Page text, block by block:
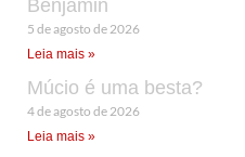
Benjamin
5 de agosto de 2026
Leia mais »
Múcio é uma besta?
4 de agosto de 2026
Leia mais »